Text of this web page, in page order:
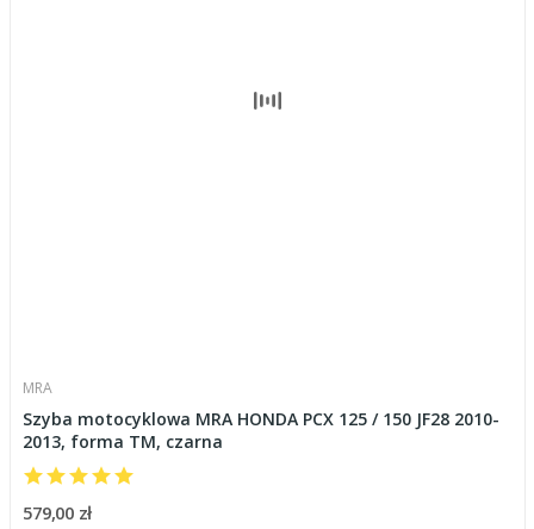
MRA
Szyba motocyklowa MRA HONDA PCX 125 / 150 JF28 2010-
2013, forma TM, czarna
579,00 zł